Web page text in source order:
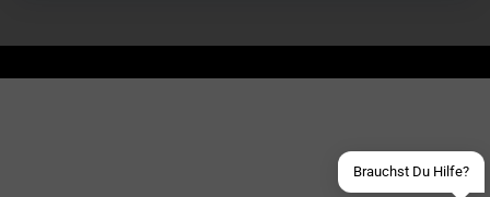
Brauchst Du Hilfe?
Schick uns eine eMail